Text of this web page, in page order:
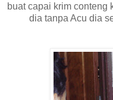
buat capai krim conteng
dia tanpa Acu dia